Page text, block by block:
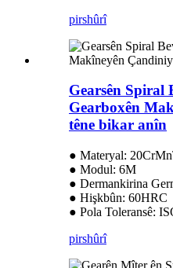
pirshûrî
Gearsên Spiral
Gearboxên
têne bikar anîn
● Materyal:
● Modul: 6M
● Dermankirina
● Hişkbûn: 60HRC
● Pola Toleransê:
pirshûrî